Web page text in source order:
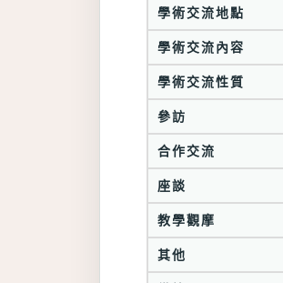
學術交流地點
學術交流內容
學術交流性質
參訪
合作交流
座談
教學觀摩
其他